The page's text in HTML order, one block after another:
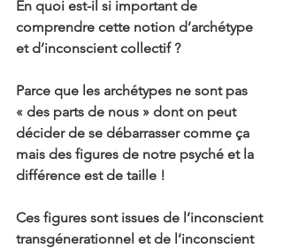
En quoi est-il si important de
comprendre cette notion d’archétype
et d’inconscient collectif ?
Parce que les archétypes ne sont pas
« des parts de nous » dont on peut
décider de se débarrasser comme ça
mais des figures de notre psyché et la
différence est de taille !
Ces figures sont issues de l’inconscient
transgénerationnel et de l’inconscient